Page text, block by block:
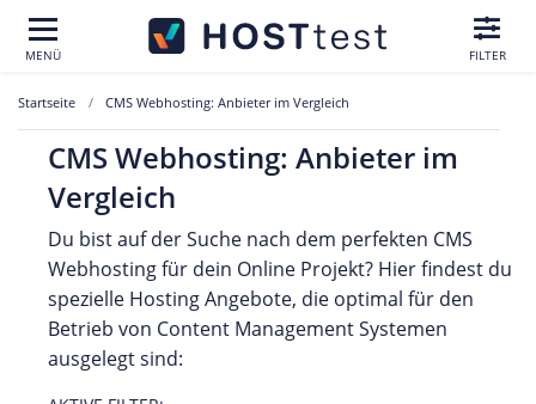
MENÜ FILTER
Startseite CMS Webhosting: Anbieter im Vergleich
CMS Webhosting: Anbieter im
Vergleich
Du bist auf der Suche nach dem perfekten CMS
Webhosting für dein Online Projekt? Hier findest du
spezielle Hosting Angebote, die optimal für den
Betrieb von Content Management Systemen
ausgelegt sind: